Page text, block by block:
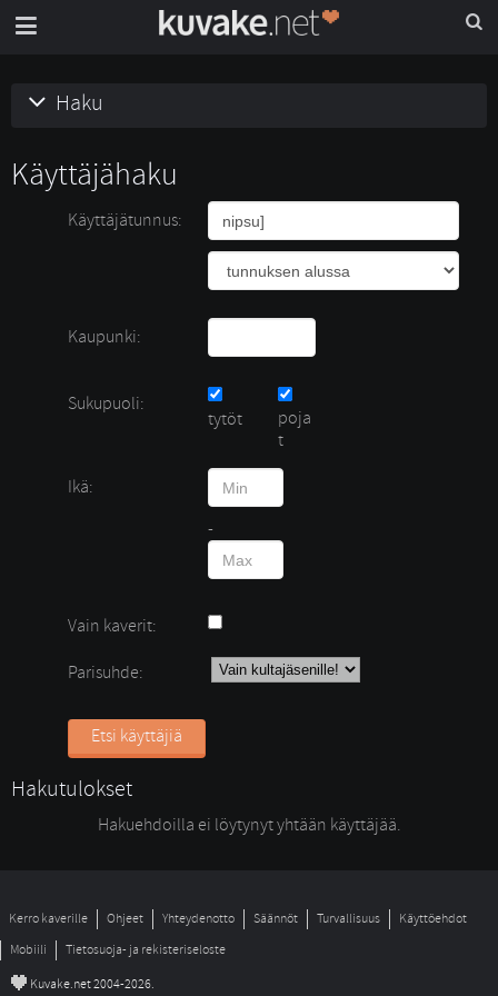
Haku
Käyttäjähaku
Käyttäjätunnus:
Kaupunki:
Sukupuoli:
tytöt
poja
t
Ikä:
-
Vain kaverit:
Parisuhde:
Etsi käyttäjiä
Hakutulokset
Hakuehdoilla ei löytynyt yhtään käyttäjää.
Kerro kaverille Ohjeet Yhteydenotto Säännöt Turvallisuus
Käyttöehdot
Mobiili
Tietosuoja- ja rekisteriseloste
© Kuvake.net 2004-2026.